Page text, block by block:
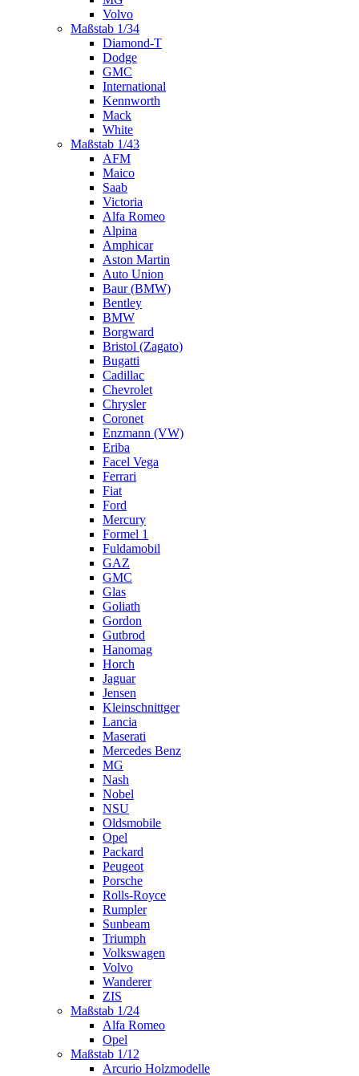
Volvo
Maßstab 1/34
Diamond-T
Dodge
GMC
International
Kennworth
Mack
White
Maßstab 1/43
AFM
Maico
Saab
Victoria
Alfa Romeo
Alpina
Amphicar
Aston Martin
Auto Union
Baur (BMW)
Bentley
BMW
Borgward
Bristol (Zagato)
Bugatti
Cadillac
Chevrolet
Chrysler
Coronet
Enzmann (VW)
Eriba
Facel Vega
Ferrari
Fiat
Ford
Mercury
Formel 1
Fuldamobil
GAZ
GMC
Glas
Goliath
Gordon
Gutbrod
Hanomag
Horch
Jaguar
Jensen
Kleinschnittger
Lancia
Maserati
Mercedes Benz
MG
Nash
Nobel
NSU
Oldsmobile
Opel
Packard
Peugeot
Porsche
Rolls-Royce
Rumpler
Sunbeam
Triumph
Volkswagen
Volvo
Wanderer
ZIS
Maßstab 1/24
Alfa Romeo
Opel
Maßstab 1/12
Arcurio Holzmodelle